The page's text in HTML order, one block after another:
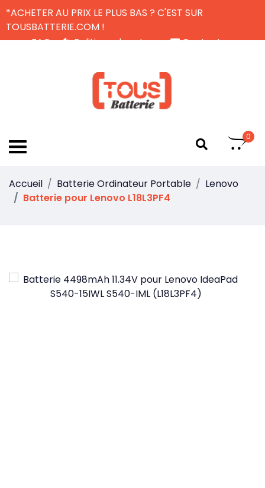
*ACHETER AU PRIX LE PLUS BAS ? C'EST SUR
TOUSBATTERIE.COM !
FAQ
Politique de retour
Contactez-nous
0
Accueil Batterie Ordinateur Portable
Lenovo
Batterie pour Lenovo L18L3PF4